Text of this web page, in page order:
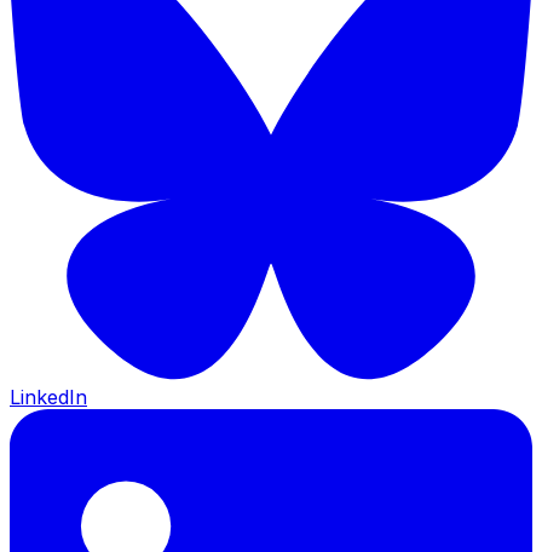
LinkedIn